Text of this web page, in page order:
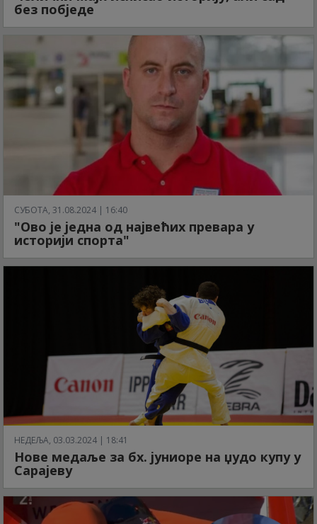
без побједе
СУБОТА, 31.08.2024 | 16:40
"Ово је једна од највећих превара у
историји спорта"
НЕДЕЉА, 03.03.2024 | 18:41
Нове медаље за бх. јуниоре на џудо купу у
Сарајеву